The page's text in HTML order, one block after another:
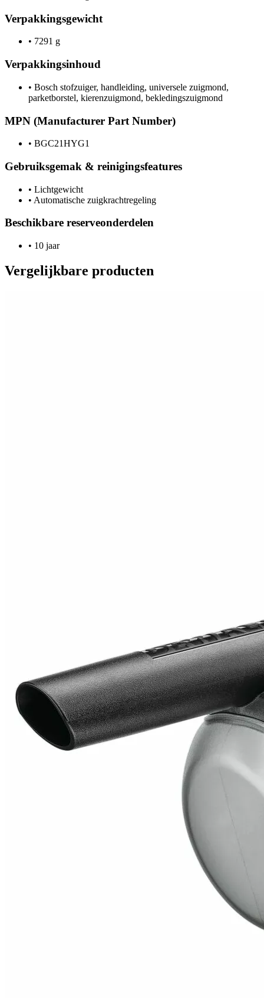
Verpakkingsgewicht
• 7291 g
Verpakkingsinhoud
• Bosch stofzuiger, handleiding, universele zuigmond,
parketborstel, kierenzuigmond, bekledingszuigmond
MPN (Manufacturer Part Number)
• BGC21HYG1
Gebruiksgemak & reinigingsfeatures
• Lichtgewicht
• Automatische zuigkrachtregeling
Beschikbare reserveonderdelen
• 10 jaar
Vergelijkbare producten